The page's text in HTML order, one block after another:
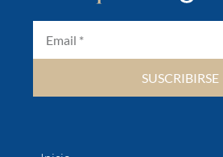
SUSCRIBIRSE